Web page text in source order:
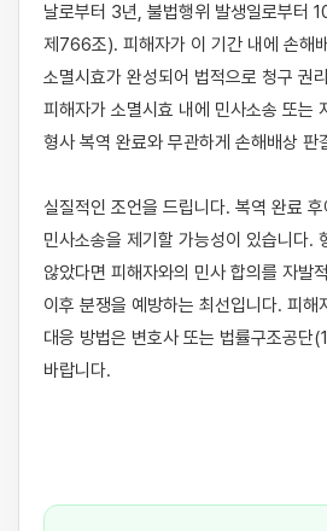
날로부터 3년, 불법행위 발생일로부터
제766조). 피해자가 이 기간 내에 손해
소멸시효가 완성되어 법적으로 청구 권
피해자가 소멸시효 내에 민사소송 또는
형사 복역 완료와 무관하게 손해배상 판
실질적인 조언을 드립니다. 복역 완료
민사소송을 제기할 가능성이 있습니다.
않았다면 피해자와의 민사 합의를 자발
이후 분쟁을 예방하는 최선입니다. 피해
대응 방법은 변호사 또는 법률구조공단
바랍니다.